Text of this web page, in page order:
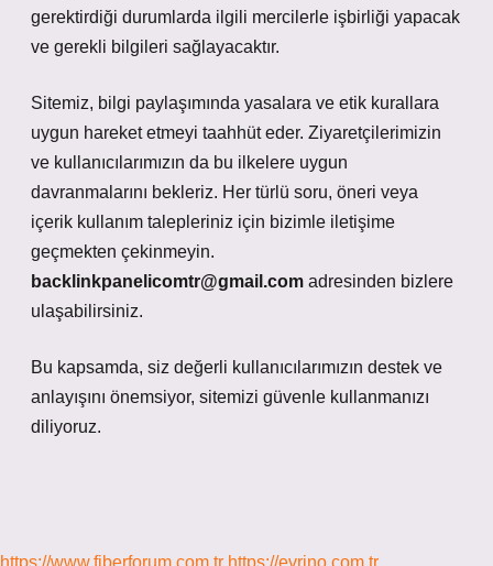
gerektirdiği durumlarda ilgili mercilerle işbirliği yapacak
ve gerekli bilgileri sağlayacaktır.
Sitemiz, bilgi paylaşımında yasalara ve etik kurallara
uygun hareket etmeyi taahhüt eder. Ziyaretçilerimizin
ve kullanıcılarımızın da bu ilkelere uygun
davranmalarını bekleriz. Her türlü soru, öneri veya
içerik kullanım talepleriniz için bizimle iletişime
geçmekten çekinmeyin.
backlinkpanelicomtr@gmail.com adresinden bizlere
ulaşabilirsiniz.
Bu kapsamda, siz değerli kullanıcılarımızın destek ve
anlayışını önemsiyor, sitemizi güvenle kullanmanızı
diliyoruz.
https://www.fiberforum.com.tr https://evrino.com.tr